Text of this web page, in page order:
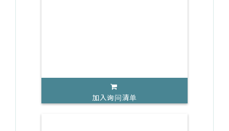
加入询问清单